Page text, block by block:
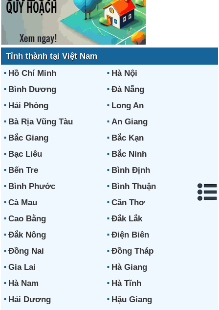
Tỉnh thành tại Việt Nam
Hồ Chí Minh
Hà Nội
Bình Dương
Đà Nẵng
Hải Phòng
Long An
Bà Rịa Vũng Tàu
An Giang
Bắc Giang
Bắc Kạn
Bạc Liêu
Bắc Ninh
Bến Tre
Bình Định
Bình Phước
Bình Thuận
Cà Mau
Cần Thơ
Cao Bằng
Đắk Lắk
Đắk Nông
Điện Biên
Đồng Nai
Đồng Tháp
Gia Lai
Hà Giang
Hà Nam
Hà Tĩnh
Hải Dương
Hậu Giang